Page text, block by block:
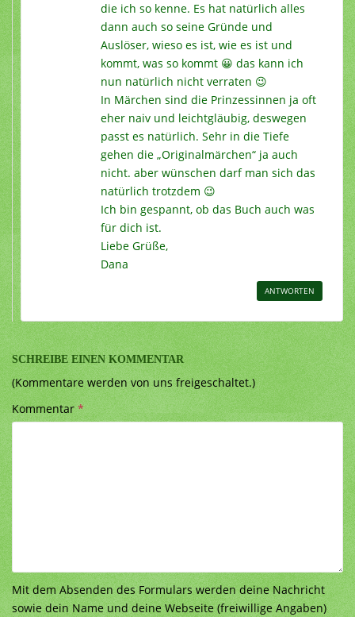
die ich so kenne. Es hat natürlich alles
dann auch so seine Gründe und
Auslöser, wieso es ist, wie es ist und
kommt, was so kommt 😀 das kann ich
nun natürlich nicht verraten 😉
In Märchen sind die Prinzessinnen ja oft
eher naiv und leichtgläubig, deswegen
passt es natürlich. Sehr in die Tiefe
gehen die „Originalmärchen“ ja auch
nicht. aber wünschen darf man sich das
natürlich trotzdem 😉
Ich bin gespannt, ob das Buch auch was
für dich ist.
Liebe Grüße,
Dana
ANTWORTEN
SCHREIBE EINEN KOMMENTAR
(Kommentare werden von uns freigeschaltet.)
Kommentar*
Mit dem Absenden des Formulars werden deine Nachricht
sowie dein Name und deine Webseite (freiwillige Angaben)